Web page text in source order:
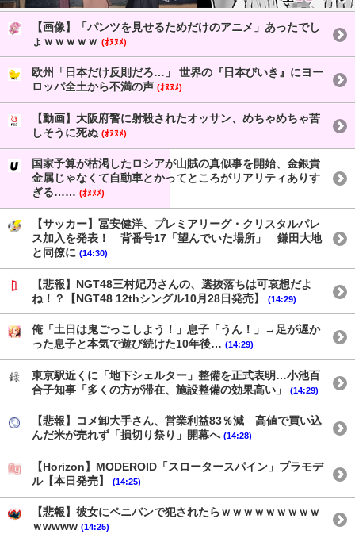
【画像】「パンツを見せるためだけのアニメ」あったでし
ょｗｗｗｗｗ (ｵﾇﾇﾒ)
欧州「日本だけ反則だろ…」 世界の『日本びいき』にヨー
ロッパ全土から不満の声 (ｵﾇﾇﾒ)
【動画】大阪府警に射殺されたオッサン、めちゃめちゃ苦
しそうに死ぬ (ｵﾇﾇﾒ)
国家予算が枯渇したロシアが山賊の真似事を開始、金銀貴
金属じゃなくて自動車とかってところがリアリティありす
ぎる…… (ｵﾇﾇﾒ)
【サッカー】冨安健洋、プレミアリーグ・クリスタルパレ
ス加入を発表！ 背番号17「望んでいた場所」 鎌田大地
と同僚に (14:30)
【悲報】NGT48三村妃乃さんの、選抜落ちは可哀想だよ
ね！？【NGT48 12thシングル10月28日発売】
(14:29)
俺「土日は鬼ごっこしよう！」息子「うん！」→足が遅か
った息子と本気で遊び続けた10年後… (14:29)
東京駅近くに「地下シェルター」整備を正式表明…小池百
合子知事「多くの方が滞在、施設整備の効果高い」
(14:29)
【悲報】コメ卸大手さん、営業利益83％減 高値で買い込
んだ米が売れず「損切り祭り」開幕へ (14:28)
【Horizon】MODEROID「スロータースパイン」プラモデ
ル【本日発売】
(14:25)
【悲報】彼女にペニバンで犯されたらｗｗｗｗｗｗｗｗｗ
ｗwwww (14:25)